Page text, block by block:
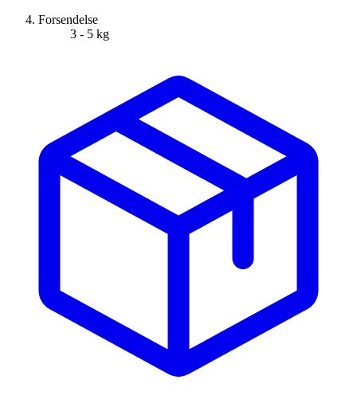
Forsendelse
3 - 5 kg